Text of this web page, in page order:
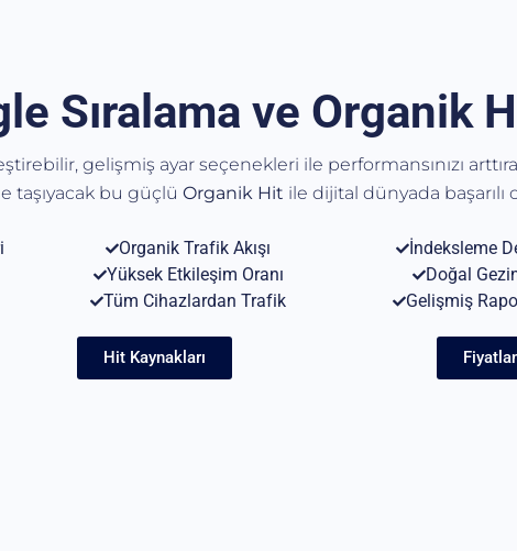
Sıralama ve Organik
gelişmiş ayar seçenekleri ile performansınızı
taşıyacak bu güçlü Organik Hit ile dijital dünyada başarılı
Organik Trafik Akışı İndeksleme
Yüksek Etkileşim Oranı Doğal
Tüm Cihazlardan Trafik Gelişmiş
Hit Kaynakları